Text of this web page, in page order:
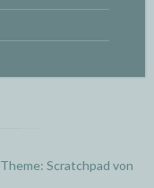
Theme: Scratchpad von